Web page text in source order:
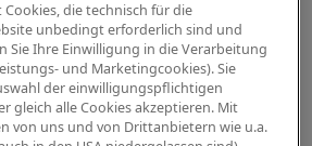
Cookies, die technisch für die
unbedingt erforderlich sind und
Sie Ihre Einwilligung in die Verarbeitung
und Marketingcookies). Sie
der einwilligungspflichtigen
gleich alle Cookies akzeptieren. Mit
von uns und von Drittanbietern wie u.a.